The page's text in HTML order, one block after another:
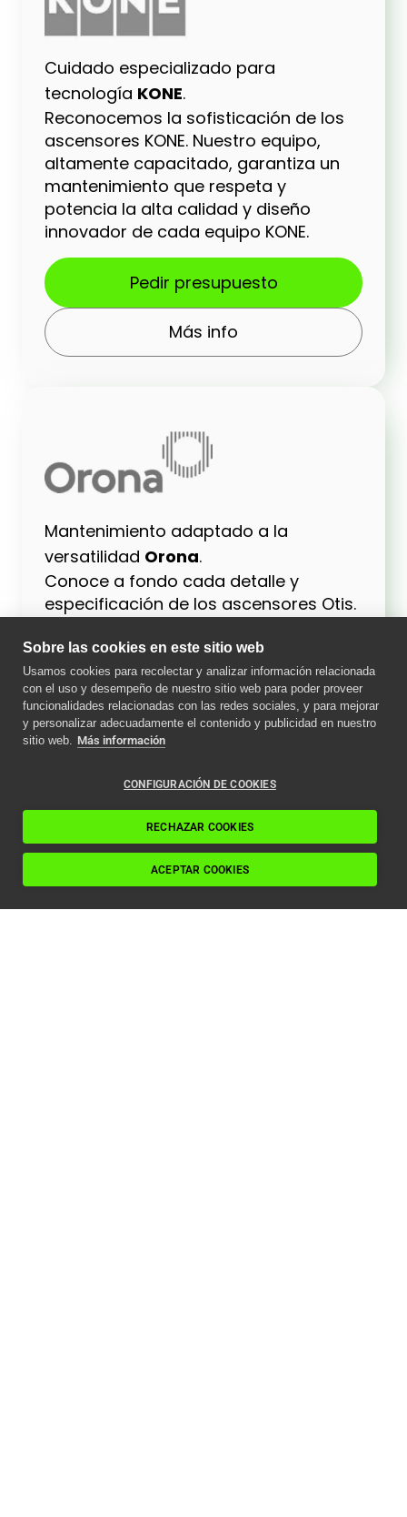
Cuidado especializado para
tecnología KONE.
Reconocemos la sofisticación de los
ascensores KONE. Nuestro equipo,
altamente capacitado, garantiza un
mantenimiento que respeta y
potencia la alta calidad y diseño
innovador de cada equipo KONE.
Pedir presupuesto
Más info
Mantenimiento adaptado a la
versatilidad Orona.
Conoce a fondo cada detalle y
especificación de los ascensores Otis.
mantenimiento óptimo, enfocado en
la seguridad y eficiencia que esta
marca líder representa.
Pedir presupuesto
Más info
Sobre las cookies en este sitio web
Usamos cookies para recolectar y analizar información relacionada
con el uso y desempeño de nuestro sitio web para poder proveer
funcionalidades relacionadas con las redes sociales, y para mejorar
y personalizar adecuadamente el contenido y publicidad en nuestro
sitio web. Más información
CONFIGURACIÓN DE COOKIES
RECHAZAR COOKIES
ACEPTAR COOKIES